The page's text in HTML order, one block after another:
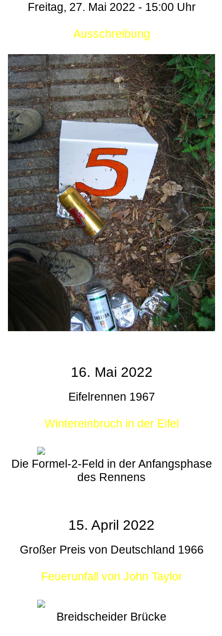
Freitag, 27. Mai 2022 - 15:00 Uhr
Ausschreibung
16. Mai 2022
Eifelrennen 1967
Wintereinbruch in der Eifel
Die Formel-2-Feld in der Anfangsphase
des Rennens
15. April 2022
Großer Preis von Deutschland 1966
Feuerunfall von John Taylor
Breidscheider Brücke